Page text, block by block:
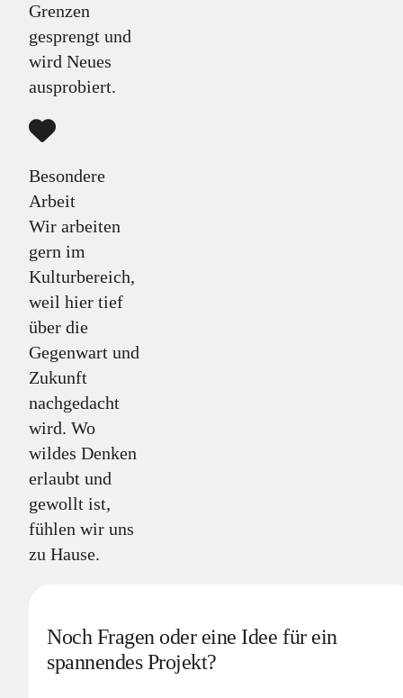
Grenzen
gesprengt und
wird Neues
ausprobiert.
Besondere
Arbeit
Wir arbeiten
gern im
Kulturbereich,
weil hier tief
über die
Gegenwart und
Zukunft
nachgedacht
wird. Wo
wildes Denken
erlaubt und
gewollt ist,
fühlen wir uns
zu Hause.
Noch Fragen oder eine Idee für ein
spannendes Projekt?